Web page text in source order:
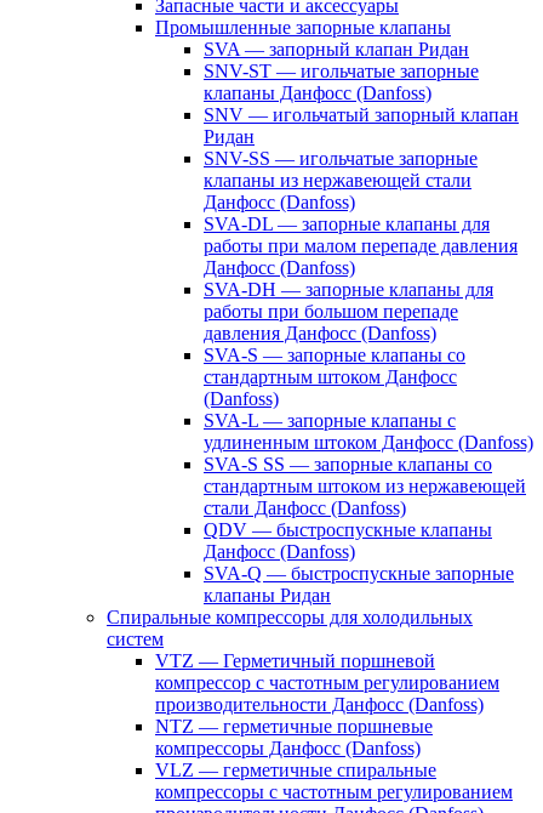
Запасные части и аксессуары
Промышленные запорные клапаны
SVA — запорный клапан Ридан
SNV-ST — игольчатые запорные
клапаны Данфосс (Danfoss)
SNV — игольчатый запорный клапан
Ридан
SNV-SS — игольчатые запорные
клапаны из нержавеющей стали
Данфосс (Danfoss)
SVA-DL — запорные клапаны для
работы при малом перепаде давления
Данфосс (Danfoss)
SVA-DH — запорные клапаны для
работы при большом перепаде
давления Данфосс (Danfoss)
SVA-S — запорные клапаны со
стандартным штоком Данфосс
(Danfoss)
SVA-L — запорные клапаны с
удлиненным штоком Данфосс (Danfoss)
SVA-S SS — запорные клапаны со
стандартным штоком из нержавеющей
стали Данфосс (Danfoss)
QDV — быстроспускные клапаны
Данфосс (Danfoss)
SVA-Q — быстроспускные запорные
клапаны Ридан
Спиральные компрессоры для холодильных
систем
VTZ — Герметичный поршневой
компрессор с частотным регулированием
производительности Данфосс (Danfoss)
NTZ — герметичные поршневые
компрессоры Данфосс (Danfoss)
VLZ — герметичные спиральные
компрессоры с частотным регулированием